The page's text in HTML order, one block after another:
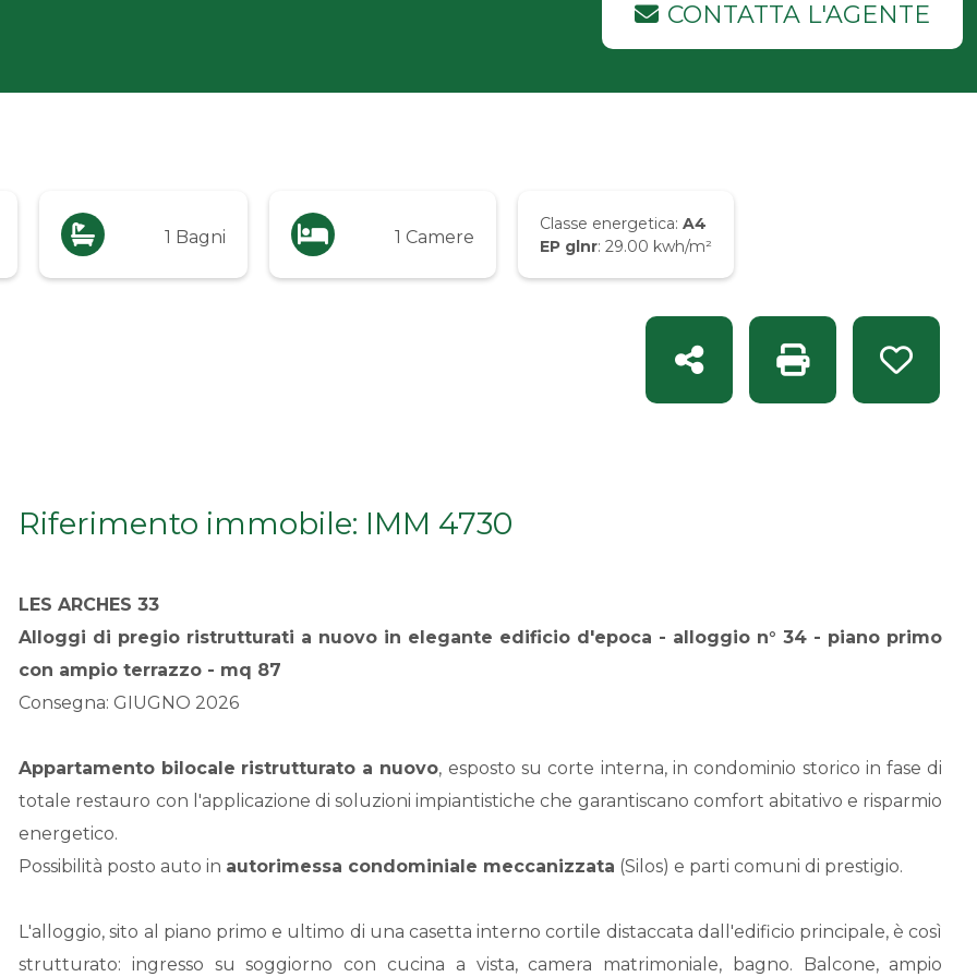
CONTATTA L'AGENTE
1 Bagni 1 Camere
Classe energetica: A4
EP glnr: 29.00 kwh/m²
Stampa: Rif. IMM
Condividi
Riferimento immobile: IMM 4730
LES ARCHES 33
Alloggi di pregio ristrutturati a nuovo in elegante edificio d'epoca - alloggio n° 34 - piano primo
con ampio terrazzo - mq 87
Consegna: GIUGNO 2026
Appartamento bilocale ristrutturato a nuovo, esposto su corte interna, in condominio storico in fase di
totale restauro con l'applicazione di soluzioni impiantistiche che garantiscano comfort abitativo e risparmio
energetico.
Possibilità posto auto in autorimessa condominiale meccanizzata (Silos) e parti comuni di prestigio.
L'alloggio, sito al piano primo e ultimo di una casetta interno cortile distaccata dall'edificio principale, è così
strutturato: ingresso su soggiorno con cucina a vista, camera matrimoniale, bagno. Balcone, ampio